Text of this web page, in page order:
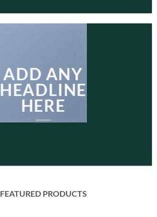
ADD ANY
HEADLINE
HERE
FEATURED PRODUCTS